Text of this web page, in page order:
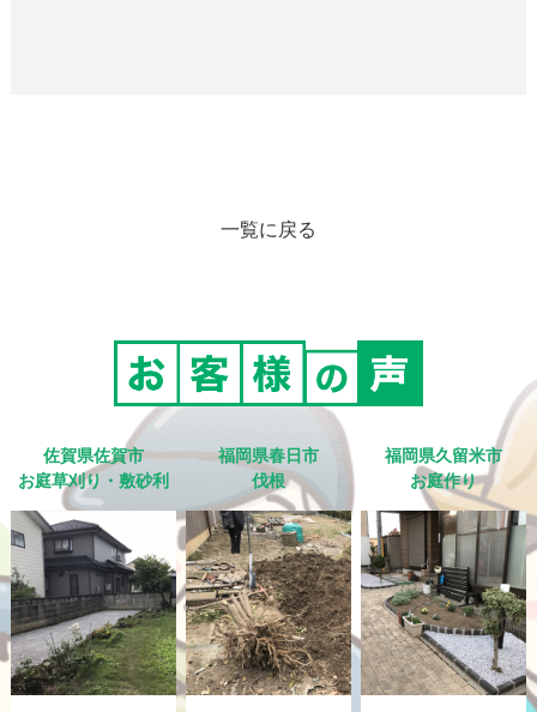
一覧に戻る
佐賀県佐賀市
お庭草刈り・敷砂利
福岡県春日市
伐根
福岡県久留米市
お庭作り